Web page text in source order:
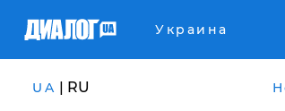
Украина
UA | RU